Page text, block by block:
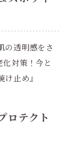
の透明感をさ
対策！今と
止め』
テクト